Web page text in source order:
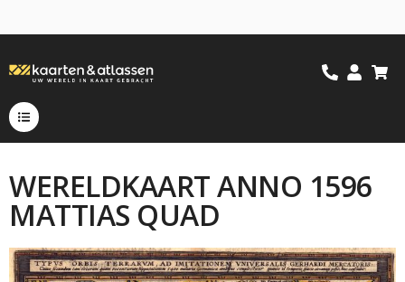
WERELDKAART ANNO 1596
MATTIAS QUAD